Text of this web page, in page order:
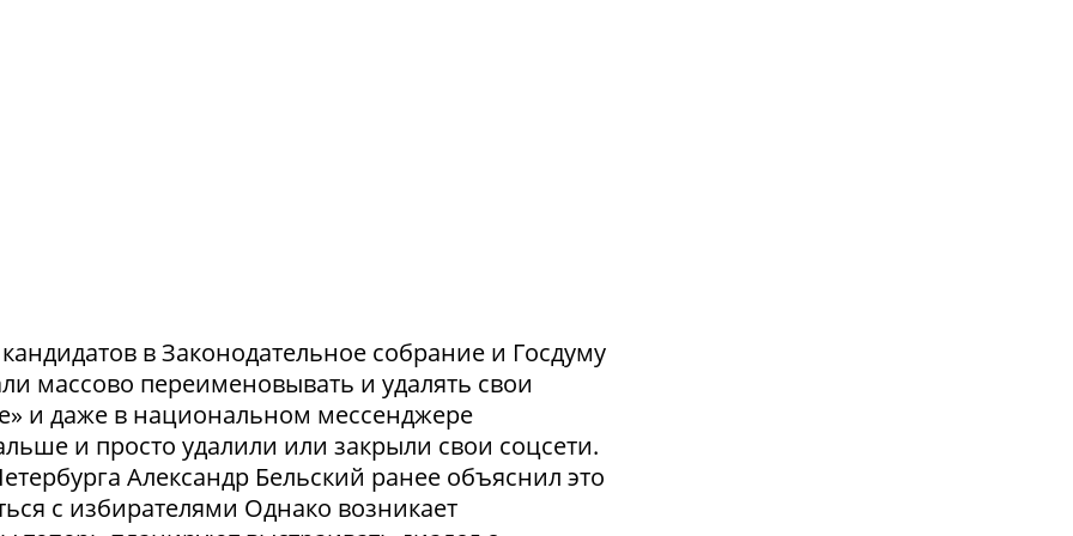
в Законодательное собрание и Госдуму
массово переименовывать и удалять свои
и даже в национальном мессенджере
и просто удалили или закрыли свои соцсети.
Александр Бельский ранее объяснил это
с избирателями Однако возникает